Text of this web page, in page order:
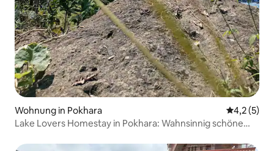
Wohnung in Pokhara
4,2 (5)
Lake Lovers Homestay in Pokhara: Wahnsinnig schöne